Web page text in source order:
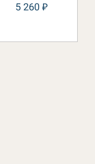
5 260 ₽